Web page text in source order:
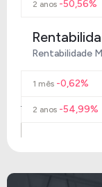
2 anos -50,56%
Rentabilidade
1 mês -0,62%
2 anos -54,99%